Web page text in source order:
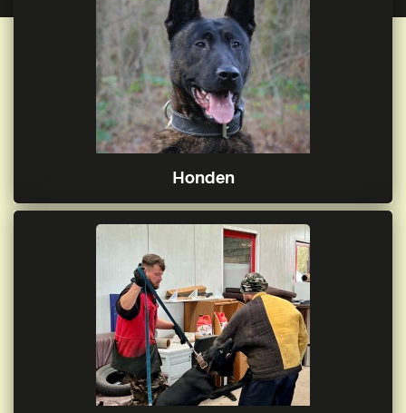
Honden